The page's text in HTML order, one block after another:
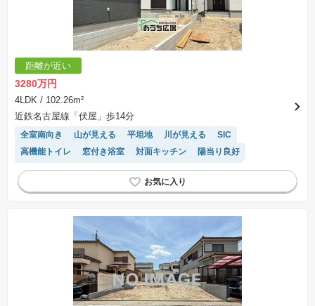
距離が近い
3280万円
4LDK / 102.26m²
近鉄名古屋線「伏屋」歩14分
全室南向き 山が見える 平坦地 川が見える
SIC
高機能トイレ
窓付き浴室 対面キッチン
陽当り良好
温水洗浄便座
浴室乾燥機
モニター付きインターホン
トイレ2個以上
フラット35適合 閑静な住宅地